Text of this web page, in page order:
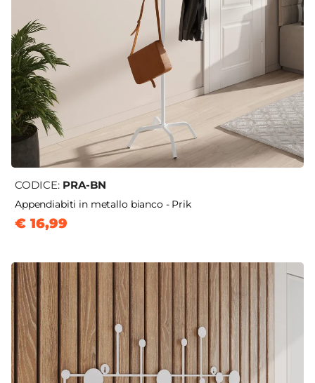
CODICE: PRA-BN
Appendiabiti in metallo bianco - Prik
€ 16,99